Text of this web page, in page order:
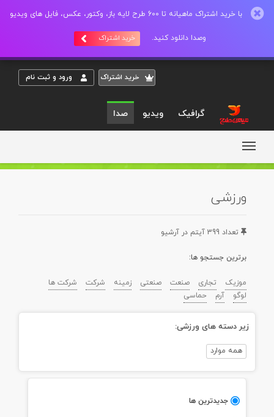
با خرید اشتراک ماهیانه تا 600 طرح لایه باز، وکتور، عکس، فایل های ویدیو
وصدا دانلود کنید. خرید اشتراک
خريد اشتراک ورود و ثبت نام
گرافیک ویدیو صدا
ورزشی
تعداد 399 آيتم در آرشيو
برترين جستجو ها:
موزیک تجاری صنعت صنعتی زمینه شرکت
شرکت ها
لوگو
آرم حماسی
زیر دسته های ورزشی:
همه موارد
جديدترين ها